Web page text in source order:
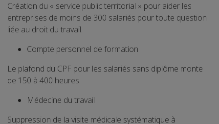
Création du « service public territorial » pour aider les
entreprises de moins de 300 salariés pour toute question
liée au droit du travail.
Compte personnel de formation
Le plafond du CPF pour les salariés sans diplôme monte
de 150 à 400 heures.
Médecine du travail
Suppression de la visite médicale systématique à